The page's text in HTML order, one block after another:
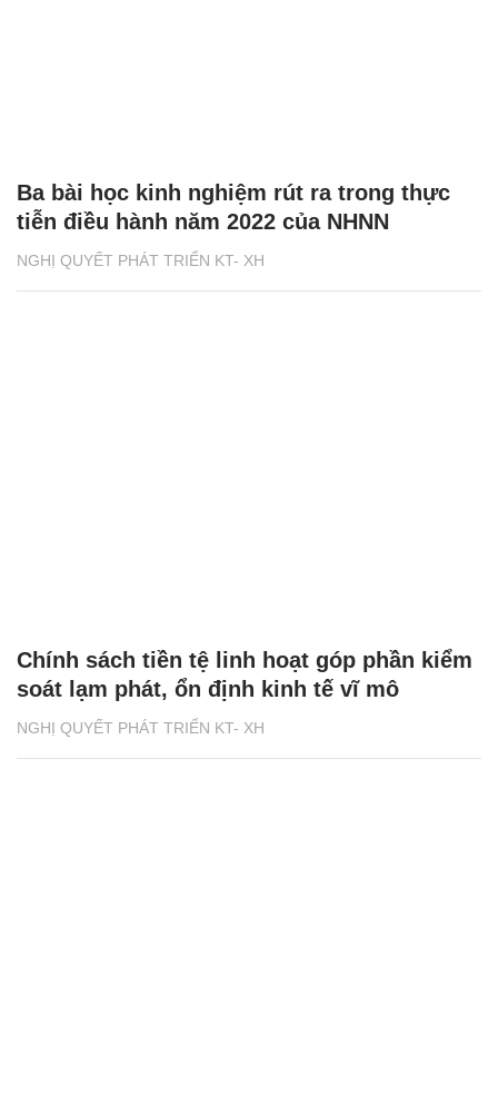
NGHỊ QUYẾT PHÁT TRIỂN KT- XH
Ba bài học kinh nghiệm rút ra trong thực
tiễn điều hành năm 2022 của NHNN
NGHỊ QUYẾT PHÁT TRIỂN KT- XH
Chính sách tiền tệ linh hoạt góp phần kiểm
soát lạm phát, ổn định kinh tế vĩ mô